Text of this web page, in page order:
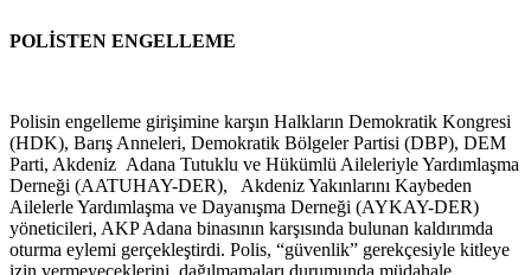
POLİSTEN ENGELLEME
Polisin engelleme girişimine karşın Halkların Demokratik Kongresi
(HDK), Barış Anneleri, Demokratik Bölgeler Partisi (DBP), DEM
Parti, Akdeniz Adana Tutuklu ve Hükümlü Aileleriyle Yardımlaşma
Derneği (AATUHAY-DER), Akdeniz Yakınlarını Kaybeden
Ailelerle Yardımlaşma ve Dayanışma Derneği (AYKAY-DER)
yöneticileri, AKP Adana binasının karşısında bulunan kaldırımda
oturma eylemi gerçekleştirdi. Polis, “güvenlik” gerekçesiyle kitleye
izin vermeyeceklerini, dağılmamaları durumunda müdahale